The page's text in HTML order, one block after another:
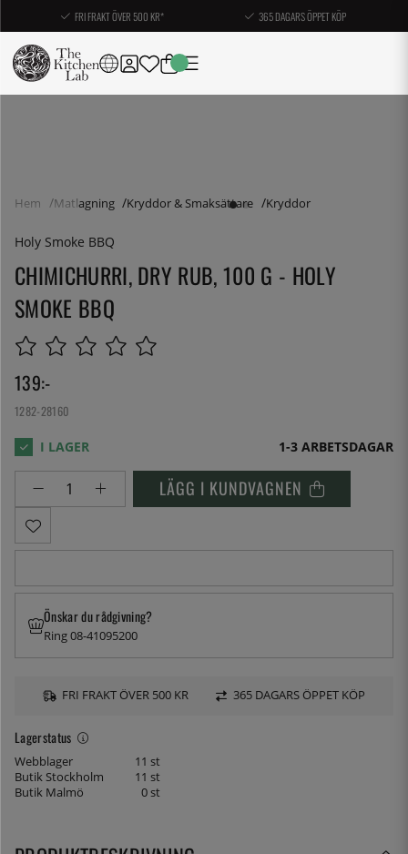
FRI FRAKT ÖVER 500 KR* 365 DAGARS ÖPPET KÖP
Hem Matlagning Kryddor & Smaksättare Kryddor
Holy Smoke BBQ
CHIMICHURRI, DRY RUB, 100 G - HOLY
SMOKE BBQ
139:-
1282-28160
1-3 ARBETSDAGAR
LÄGG I KUNDVAGNEN
Lagerstatus
Webblager
11 st
Butik Stockholm
11 st
Butik Malmö
0 st
Önskar du rådgivning?
Ring 08-41095200
FRI FRAKT ÖVER 500 KR 365 DAGARS ÖPPET KÖP